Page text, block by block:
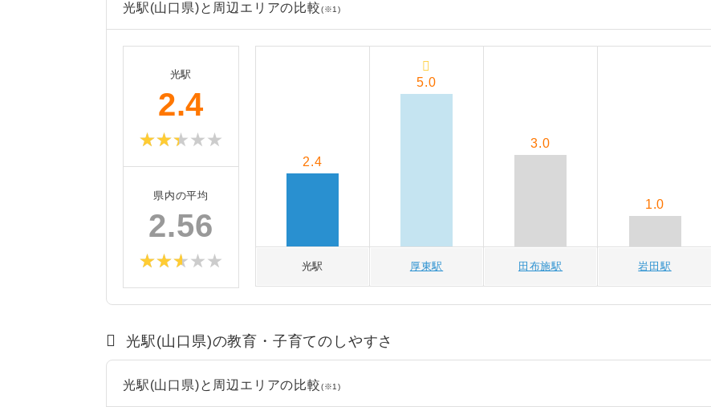
光駅(山口県)と周辺エリアの比較(※1)
光駅
2.4
県内の平均
2.56
光駅 厚東駅 田布施駅 岩田駅
2.4
5.0
3.0
1.0
光駅(山口県)の教育・子育てのしやすさ
光駅(山口県)と周辺エリアの比較(※1)